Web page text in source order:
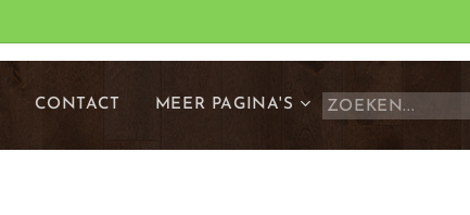
CONTACT MEER PAGINA'S